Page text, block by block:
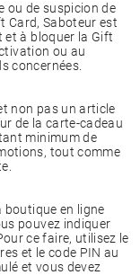
ou de suspicion de
Card, Saboteur est
et à bloquer la Gift
ou au
concernées.
non pas un article
de la carte-cadeau
minimum de
tout comme
boutique en ligne
pouvez indiquer
ce faire, utilisez le
et le code PIN au
et vous devez